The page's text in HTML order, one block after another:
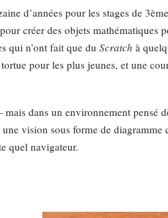
d’années pour les stages de
créer des objets mathématiques
qui n’ont fait que duScratch à
pour les plus jeunes, et une
dans un environnement pensé
vision sous forme de diagramme
quel navigateur.